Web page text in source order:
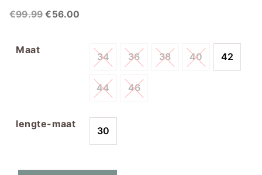
€99.99 Oorspronkelijke
€56.00
€56.00.
Maat
34 36 38 40 42
44 46
lengte-maat
30